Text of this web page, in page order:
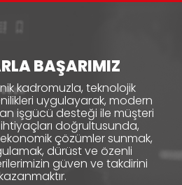
BAŞARIMIZ
kadromuzla, teknolojik
uygulayarak, modern
işgücü desteği ile müşteri
doğrultusunda,
çözümler sunmak,
dürüst ve özenli
güven ve takdirini